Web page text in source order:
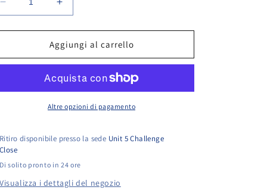
Diminuisci
quantità
per
Lens
Kit
Aumenta
quantità
per
1/2
Lens
Seatbelt
Kit
(Single
Aggiungi al carrello
Altre opzioni di pagamento
Ritiro disponibile presso la sede Unit 5 Challenge
Close
Di solito pronto in 24 ore
Visualizza i dettagli del negozio